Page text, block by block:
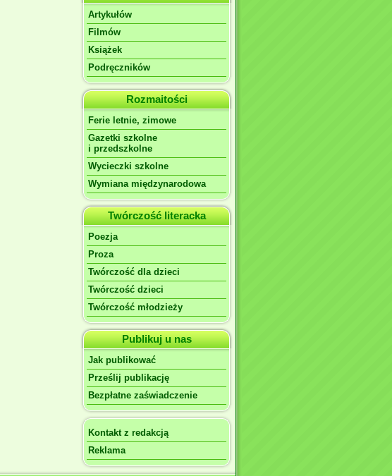
Artykułów
Filmów
Książek
Podręczników
Rozmaitości
Ferie letnie, zimowe
Gazetki szkolne
i przedszkolne
Wycieczki szkolne
Wymiana międzynarodowa
Twórczość literacka
Poezja
Proza
Twórczość dla dzieci
Twórczość dzieci
Twórczość młodzieży
Publikuj u nas
Jak publikować
Prześlij publikację
Bezpłatne zaświadczenie
Kontakt z redakcją
Reklama